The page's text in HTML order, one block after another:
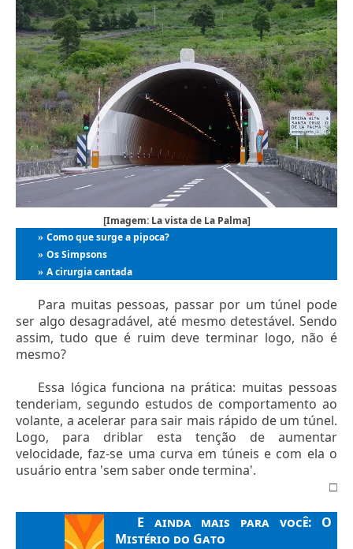
[Imagem: La vista de La Palma]
» Como que surge a pipoca?
» Os Simpsons
» A cirurgia cantada
Para muitas pessoas, passar por um túnel pode
ser algo desagradável, até mesmo detestável. Sendo
assim, tudo que é ruim deve terminar logo, não é
mesmo?
Essa lógica funciona na prática: muitas pessoas
tenderiam, segundo estudos de comportamento ao
volante, a acelerar para sair mais rápido de um túnel.
Logo, para driblar esta tenção de aumentar
velocidade, faz-se uma curva em túneis e com ela o
usuário entra 'sem saber onde termina'.
□
E ainda mais para você: O
Mistério do Gato